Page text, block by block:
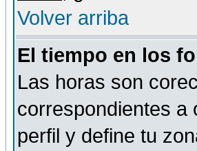
Volver arriba
El tiempo en los
Las horas son
correspondientes a
perfil y define tu